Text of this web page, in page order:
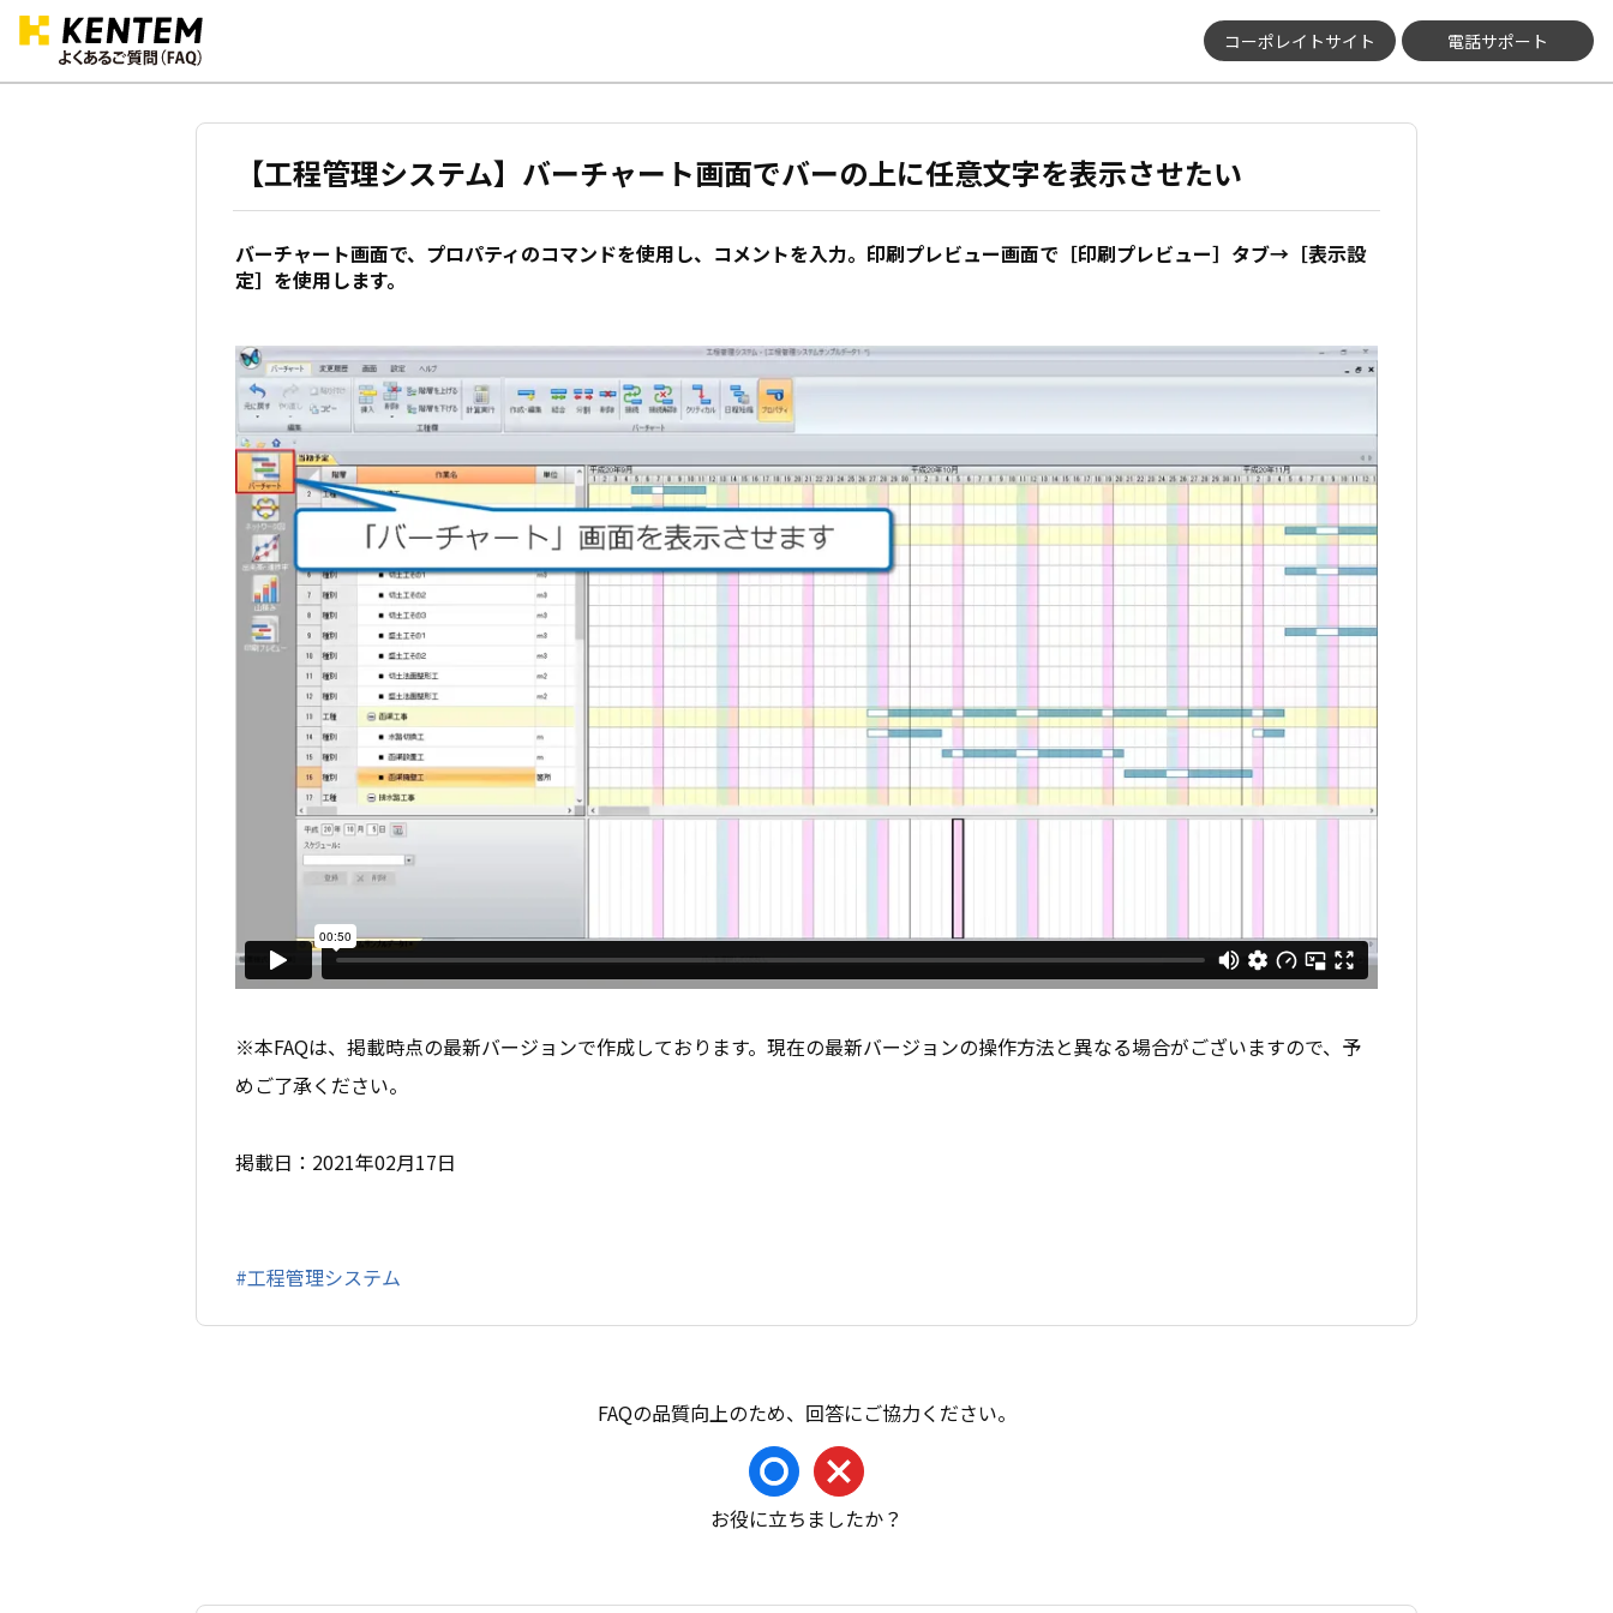
コーポレイトサイト 電話サポート
【工程管理システム】バーチャート画面でバーの上に任意文字を表示させたい
バーチャート画面で、プロパティのコマンドを使用し、コメントを入力。印刷プレビュー画面で［印刷プレビュー］タブ→［表示設
定］を使用します。
※本FAQは、掲載時点の最新バージョンで作成しております。現在の最新バージョンの操作方法と異なる場合がございますので、予
めご了承ください。
掲載日：2021年02月17日
#工程管理システム
お役に立ちましたか？